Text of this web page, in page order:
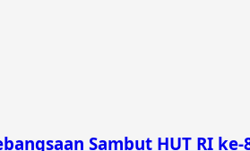
Sambut HUT RI ke-